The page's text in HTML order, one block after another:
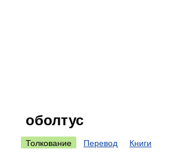
оболтус
Толкование Перевод Книги